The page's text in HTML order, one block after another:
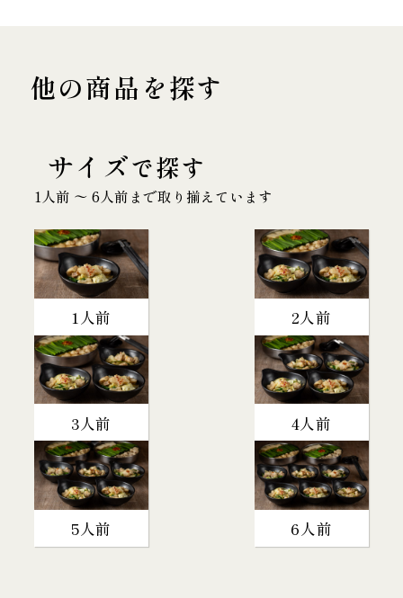
他の商品を探す
サイズで探す
1人前 〜 6人前まで取り揃えています
1人前 2人前
3人前 4人前
5人前 6人前